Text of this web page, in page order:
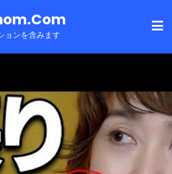
ョンを含みます